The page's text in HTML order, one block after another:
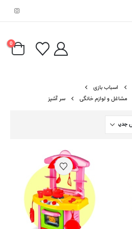
0
اسباب بازی
مشاغل و لوازم خانگی سر آشپز